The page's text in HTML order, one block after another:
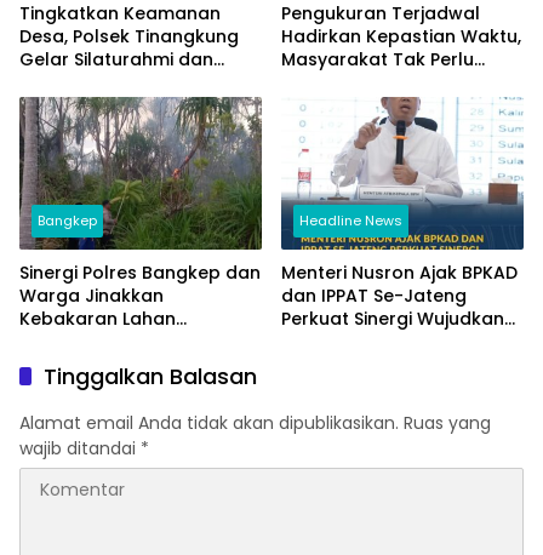
Tingkatkan Keamanan
Desa, Polsek Tinangkung
Gelar Silaturahmi dan
Saiyong
Pengukuran Terjadwal
Hadirkan Kepastian Waktu,
Masyarakat Tak Perlu
Pertanahan
Bangkep
Sinergi Polres Bangkep dan
Warga Jinakkan
Kebakaran Lahan
Headline News
Menteri Nusron Ajak BPKAD
dan IPPAT Se-Jateng
Perkuat Sinergi Wujudkan
Tinggalkan Balasan
Alamat email Anda tidak akan dipublikasikan. Ruas yang
wajib ditandai *